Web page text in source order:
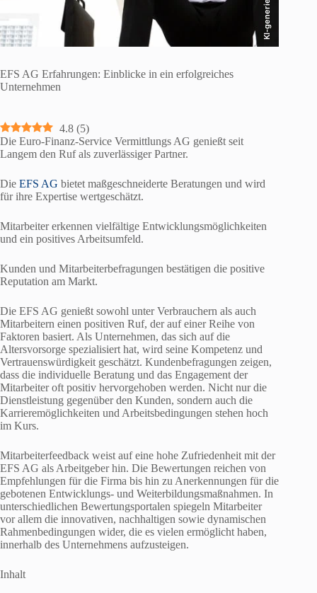
KI-generiert
EFS AG Erfahrungen: Einblicke in ein erfolgreiches
Unternehmen
4.8 (5)
Die Euro-Finanz-Service Vermittlungs AG genießt seit
Langem den Ruf als zuverlässiger Partner.
Die EFS AG bietet maßgeschneiderte Beratungen und wird
für ihre Expertise wertgeschätzt.
Mitarbeiter erkennen vielfältige Entwicklungsmöglichkeiten
und ein positives Arbeitsumfeld.
Kunden und Mitarbeiterbefragungen bestätigen die positive
Reputation am Markt.
Die EFS AG genießt sowohl unter Verbrauchern als auch
Mitarbeitern einen positiven Ruf, der auf einer Reihe von
Faktoren basiert. Als Unternehmen, das sich auf die
Altersvorsorge spezialisiert hat, wird seine Kompetenz und
Vertrauenswürdigkeit geschätzt. Kundenbefragungen zeigen,
dass die individuelle Beratung und das Engagement der
Mitarbeiter oft positiv hervorgehoben werden. Nicht nur die
Dienstleistung gegenüber den Kunden, sondern auch die
Karrieremöglichkeiten und Arbeitsbedingungen stehen hoch
im Kurs.
Mitarbeiterfeedback weist auf eine hohe Zufriedenheit mit der
EFS AG als Arbeitgeber hin. Die Bewertungen reichen von
Empfehlungen für die Firma bis hin zu Anerkennungen für die
gebotenen Entwicklungs- und Weiterbildungsmaßnahmen. In
unterschiedlichen Bewertungsportalen spiegeln Mitarbeiter
vor allem die innovativen, nachhaltigen sowie dynamischen
Rahmenbedingungen wider, die es vielen ermöglicht haben,
innerhalb des Unternehmens aufzusteigen.
Inhalt